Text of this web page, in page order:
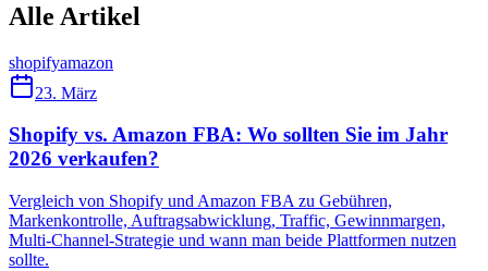
Alle Artikel
shopifyamazon
23. März
Shopify vs. Amazon FBA: Wo sollten Sie im Jahr
2026 verkaufen?
Vergleich von Shopify und Amazon FBA zu Gebühren,
Markenkontrolle, Auftragsabwicklung, Traffic, Gewinnmargen,
Multi-Channel-Strategie und wann man beide Plattformen nutzen
sollte.